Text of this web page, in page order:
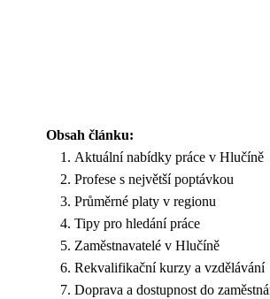
Obsah článku:
Aktuální nabídky práce v Hlučíně
Profese s největší poptávkou
Průměrné platy v regionu
Tipy pro hledání práce
Zaměstnavatelé v Hlučíně
Rekvalifikační kurzy a vzdělávání
Doprava a dostupnost do